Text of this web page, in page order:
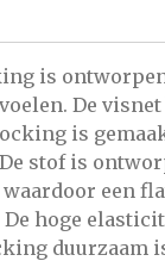
is
De
is
stof is
waardoor een
De hoge
duurzaam